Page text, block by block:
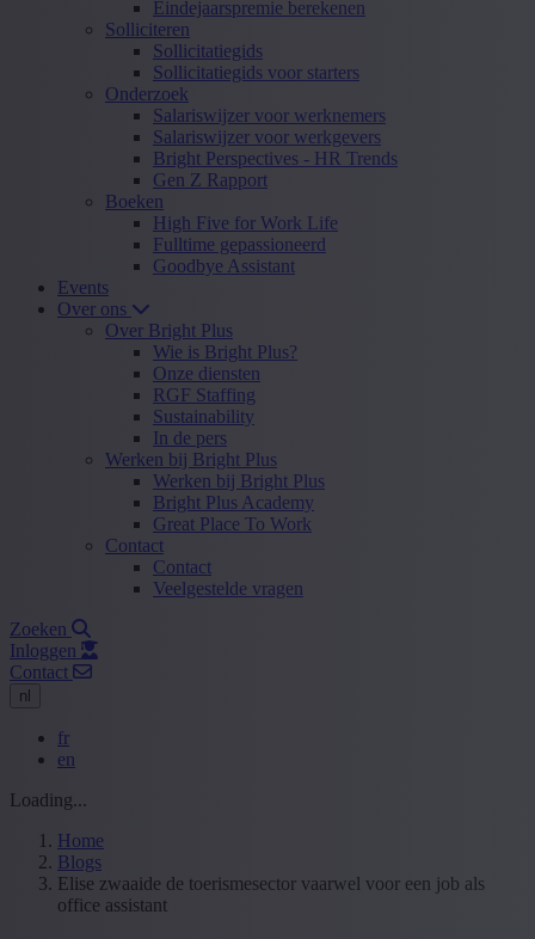
Eindejaarspremie berekenen
Solliciteren
Sollicitatiegids
Sollicitatiegids voor starters
Onderzoek
Salariswijzer voor werknemers
Salariswijzer voor werkgevers
Bright Perspectives - HR Trends
Gen Z Rapport
Boeken
High Five for Work Life
Fulltime gepassioneerd
Goodbye Assistant
Events
Over ons
Over Bright Plus
Wie is Bright Plus?
Onze diensten
RGF Staffing
Sustainability
In de pers
Werken bij Bright Plus
Werken bij Bright Plus
Bright Plus Academy
Great Place To Work
Contact
Contact
Veelgestelde vragen
Zoeken
Inloggen
Contact
nl
fr
en
Loading...
Home
Blogs
Elise zwaaide de toerismesector vaarwel voor een job als
office assistant